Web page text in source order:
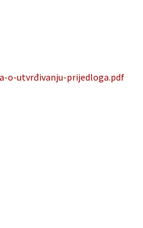
o-utvrđivanju-prijedloga.pdf